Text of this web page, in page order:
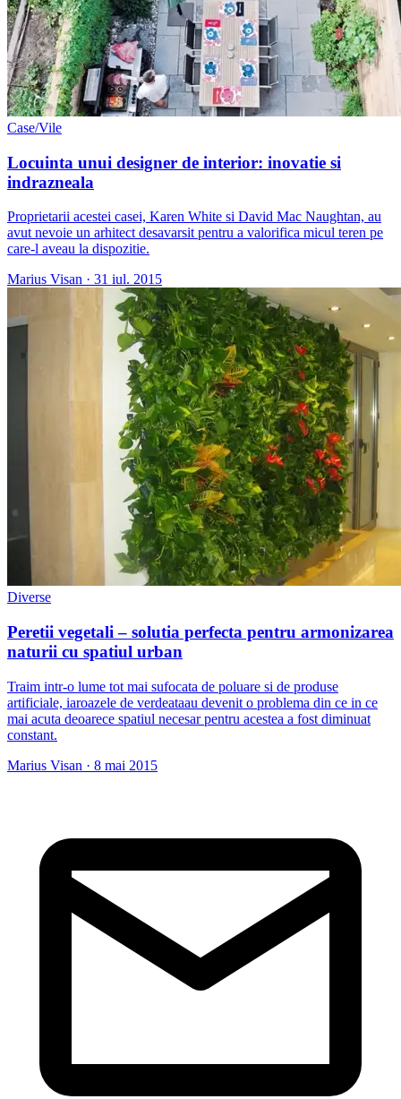
Case/Vile
Locuinta unui designer de interior: inovatie si
indrazneala
Proprietarii acestei casei, Karen White si David Mac Naughtan, au
avut nevoie un arhitect desavarsit pentru a valorifica micul teren pe
care-l aveau la dispozitie.
Marius Visan · 31 iul. 2015
Diverse
Peretii vegetali – solutia perfecta pentru armonizarea
naturii cu spatiul urban
Traim intr-o lume tot mai sufocata de poluare si de produse
artificiale, iaroazele de verdeataau devenit o problema din ce in ce
mai acuta deoarece spatiul necesar pentru acestea a fost diminuat
constant.
Marius Visan · 8 mai 2015